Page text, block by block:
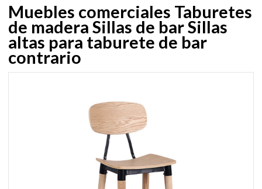
Muebles comerciales Taburetes
de madera Sillas de bar Sillas
altas para taburete de bar
contrario